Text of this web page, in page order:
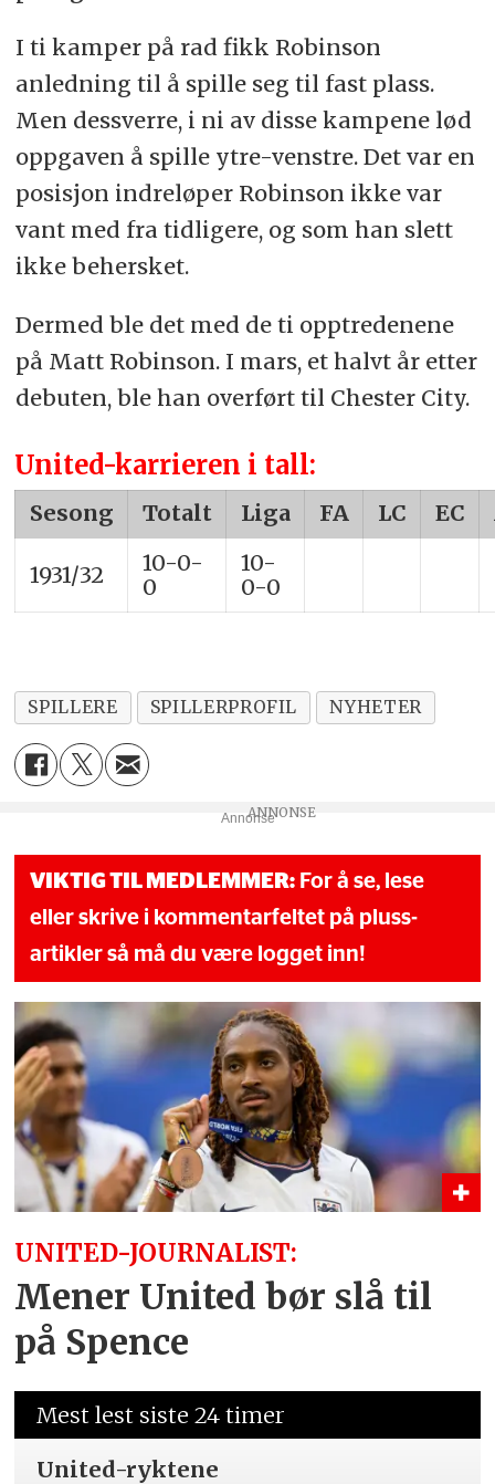
I ti kamper på rad fikk Robinson
anledning til å spille seg til fast plass.
Men dessverre, i ni av disse kampene lød
oppgaven å spille ytre-venstre. Det var en
posisjon indreløper Robinson ikke var
vant med fra tidligere, og som han slett
ikke behersket.
Dermed ble det med de ti opptredenene
på Matt Robinson. I mars, et halvt år etter
debuten, ble han overført til Chester City.
United-karrieren i tall:
Sesong Totalt Liga FA LC EC
1931/32
10-0-
0
10-
0-0
SPILLERE SPILLERPROFIL NYHETER
Annonse
VIKTIG TIL MEDLEMMER: For å se, lese
eller skrive i kommentarfeltet på pluss-
artikler så må du være logget inn!
UNITED-JOURNALIST:
Mener United bør slå til
på Spence
Mest lest siste 24 timer
United-ryktene